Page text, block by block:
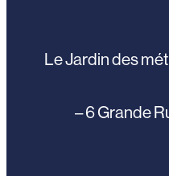
Le Jardin des
– 6 Grande